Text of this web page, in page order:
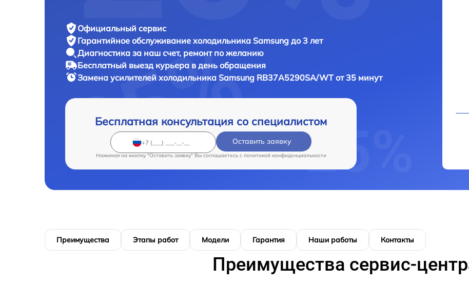
Официальный сервис
Гарантийное обслуживание холодильника Samsung до 3 лет
Диагностика за наш счет, ремонт по желанию
Бесплатный выезд курьера в день обращения
Замена усилителей холодильника Samsung RB37A5290SA/WT от 35 минут
Бесплатная консультация со специалистом
Оставить заявку
Нажимая на кнопку "Оставить заявку" Вы соглашаетесь c политикой конфиденциальности
Преимущества Этапы работ Модели Гарантия Наши работы Контакты
Преимущества сервис-